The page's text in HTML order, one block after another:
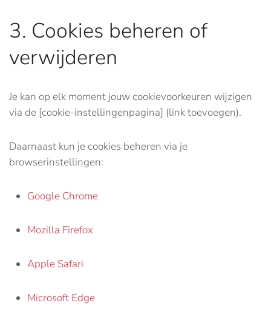
3. Cookies beheren of
verwijderen
Je kan op elk moment jouw cookievoorkeuren wijzigen
via de [cookie-instellingenpagina] (link toevoegen).
Daarnaast kun je cookies beheren via je
browserinstellingen:
Google Chrome
Mozilla Firefox
Apple Safari
Microsoft Edge